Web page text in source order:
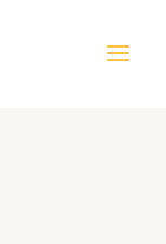
Menu